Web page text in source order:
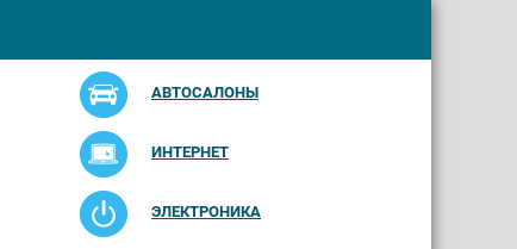
АВТОСАЛОНЫ
ИНТЕРНЕТ
ЭЛЕКТРОНИКА